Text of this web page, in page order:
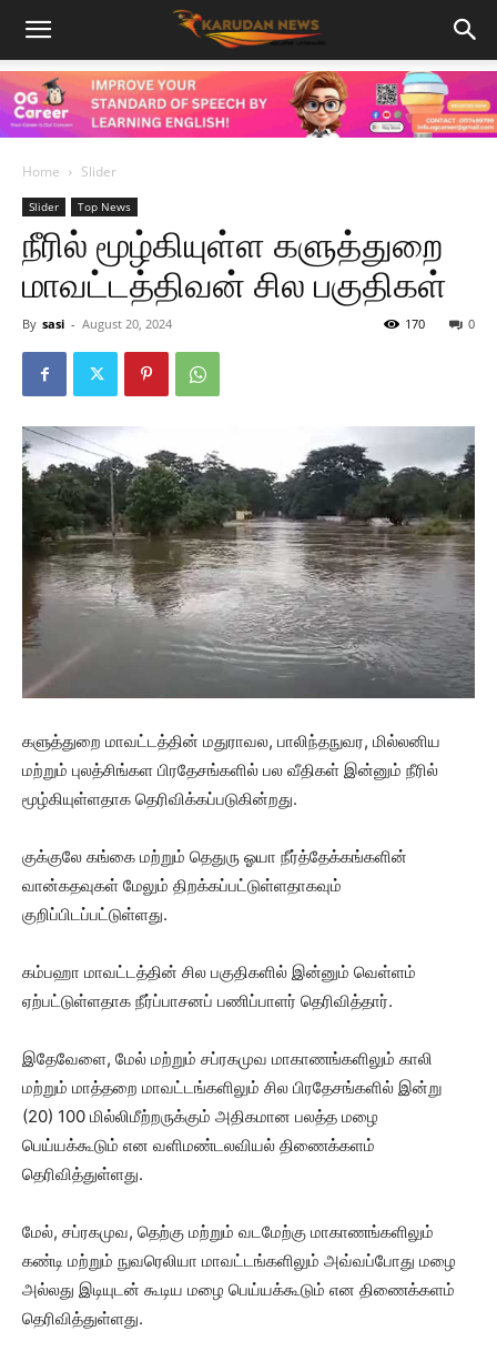
Home Slider
Slider Top News
நீரில் மூழ்கியுள்ள களுத்துறை
மாவட்டத்திவன் சில பகுதிகள்
By sasi - August 20, 2024 0
170
களுத்துறை மாவட்டத்தின் மதுராவல, பாலிந்தநுவர, மில்லனிய
மற்றும் புலத்சிங்கள பிரதேசங்களில் பல வீதிகள் இன்னும் நீரில்
மூழ்கியுள்ளதாக தெரிவிக்கப்படுகின்றது.
குக்குலே கங்கை மற்றும் தெதுரு ஓயா நீர்த்தேக்கங்களின்
வான்கதவுகள் மேலும் திறக்கப்பட்டுள்ளதாகவும்
குறிப்பிடப்பட்டுள்ளது.
கம்பஹா மாவட்டத்தின் சில பகுதிகளில் இன்னும் வெள்ளம்
ஏற்பட்டுள்ளதாக நீர்ப்பாசனப் பணிப்பாளர் தெரிவித்தார்.
இதேவேளை, மேல் மற்றும் சப்ரகமுவ மாகாணங்களிலும் காலி
மற்றும் மாத்தறை மாவட்டங்களிலும் சில பிரதேசங்களில் இன்று
(20) 100 மில்லிமீற்றருக்கும் அதிகமான பலத்த மழை
பெய்யக்கூடும் என வளிமண்டலவியல் திணைக்களம்
தெரிவித்துள்ளது.
மேல், சப்ரகமுவ, தெற்கு மற்றும் வடமேற்கு மாகாணங்களிலும்
கண்டி மற்றும் நுவரெலியா மாவட்டங்களிலும் அவ்வப்போது மழை
அல்லது இடியுடன் கூடிய மழை பெய்யக்கூடும் என திணைக்களம்
தெரிவித்துள்ளது.